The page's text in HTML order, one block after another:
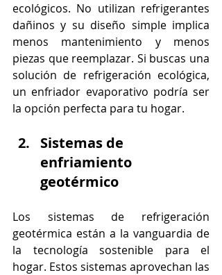
ecológicos. No utilizan refrigerantes
dañinos y su diseño simple implica
menos mantenimiento y menos
piezas que reemplazar. Si buscas una
solución de refrigeración ecológica,
un enfriador evaporativo podría ser
la opción perfecta para tu hogar.
Sistemas de
enfriamiento
geotérmico
Los sistemas de refrigeración
geotérmica están a la vanguardia de
la tecnología sostenible para el
hogar. Estos sistemas aprovechan las